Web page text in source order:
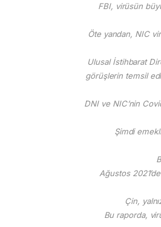
FBI, virüsün
Öte yandan, NIC
Ulusal İstihbarat
görüşlerin temsil
DNI ve NIC’nin
Şimdi
Ağustos
Çin,
Bu raporda,